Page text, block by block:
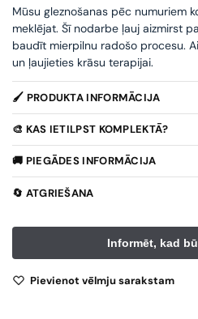
Mūsu gleznošanas pēc numuriem
meklējat. Šī nodarbe ļauj aizmirst
baudīt mierpilnu radošo procesu.
un ļaujieties krāsu terapijai.
🖌️ PRODUKTA INFORMĀCIJA
🎨 KAS IETILPST KOMPLEKTĀ?
🚚 PIEGĀDES INFORMĀCIJA
🔄 ATGRIEŠANA
Pievienot vēlmju sarakstam